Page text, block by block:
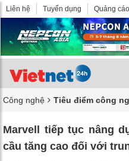
Liên hệ Tuyển dụng Quảng cáo
Công nghệ Tiêu điểm công
Marvell tiếp tục nâng
cầu tăng cao đối với